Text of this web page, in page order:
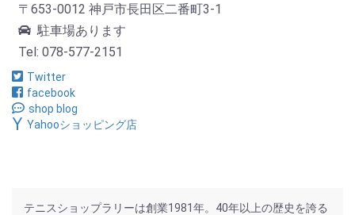
〒653-0012 神戸市長田区二番町3-1
駐車場あります
Tel: 078-577-2151
Twitter
facebook
shop blog
Yahooショッピング店
テニスショップラリーは創業1981年。40年以上の歴史を誇る